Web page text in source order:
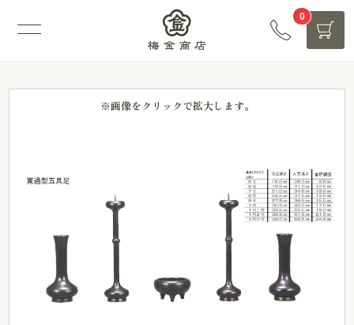
0
※画像をクリックで拡大します。